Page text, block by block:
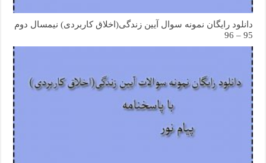
دانلود رایگان نمونه سوال آیین زندگی(اخلاق کاربردی) نیمسال دوم
95 – 96